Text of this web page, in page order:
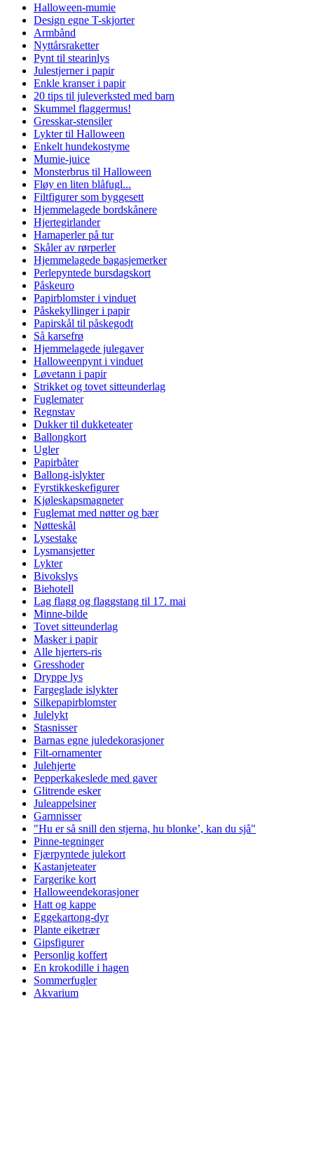
Halloween-mumie
Design egne T-skjorter
Armbånd
Nyttårsraketter
Pynt til stearinlys
Julestjerner i papir
Enkle kranser i papir
20 tips til juleverksted med barn
Skummel flaggermus!
Gresskar-stensiler
Lykter til Halloween
Enkelt hundekostyme
Mumie-juice
Monsterbrus til Halloween
Fløy en liten blåfugl...
Filtfigurer som byggesett
Hjemmelagede bordskånere
Hjertegirlander
Hamaperler på tur
Skåler av rørperler
Hjemmelagede bagasjemerker
Perlepyntede bursdagskort
Påskeuro
Papirblomster i vinduet
Påskekyllinger i papir
Papirskål til påskegodt
Så karsefrø
Hjemmelagede julegaver
Halloweenpynt i vinduet
Løvetann i papir
Strikket og tovet sitteunderlag
Fuglemater
Regnstav
Dukker til dukketeater
Ballongkort
Ugler
Papirbåter
Ballong-islykter
Fyrstikkeskefigurer
Kjøleskapsmagneter
Fuglemat med nøtter og bær
Nøtteskål
Lysestake
Lysmansjetter
Lykter
Bivokslys
Biehotell
Lag flagg og flaggstang til 17. mai
Minne-bilde
Tovet sitteunderlag
Masker i papir
Alle hjerters-ris
Gresshoder
Dryppe lys
Fargeglade islykter
Silkepapirblomster
Julelykt
Stasnisser
Barnas egne juledekorasjoner
Filt-ornamenter
Julehjerte
Pepperkakeslede med gaver
Glitrende esker
Juleappelsiner
Garnnisser
"Hu er så snill den stjerna, hu blonke’, kan du sjå"
Pinne-tegninger
Fjærpyntede julekort
Kastanjeteater
Fargerike kort
Halloweendekorasjoner
Hatt og kappe
Eggekartong-dyr
Plante eiketrær
Gipsfigurer
Personlig koffert
En krokodille i hagen
Sommerfugler
Akvarium